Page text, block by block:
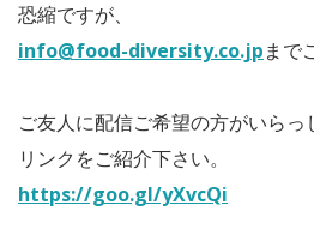
恐縮ですが、
info@food-diversity.co.jpまで
ご友人に配信ご希望の方がいら
リンクをご紹介下さい。
https://goo.gl/yXvcQi